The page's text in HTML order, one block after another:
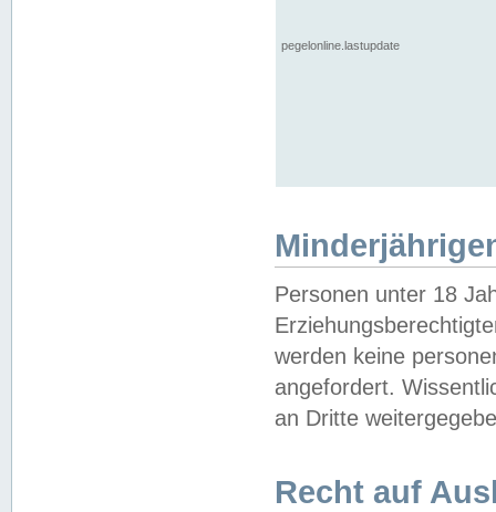
pegelonline.lastupdate
Personen unter 18
werden keine
angefordert.
an Dritte
Recht auf